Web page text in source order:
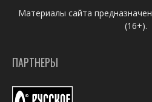
Материалы сайта
(16+).
ПАРТНЕРЫ